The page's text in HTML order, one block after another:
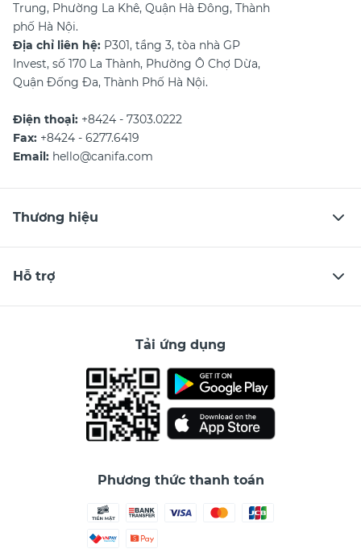
Trung, Phường La Khê, Quận Hà Đông, Thành
phố Hà Nội.
Địa chỉ liên hệ: P301, tầng 3, tòa nhà GP
Invest, số 170 La Thành, Phường Ô Chợ Dừa,
Quận Đống Đa, Thành Phố Hà Nội.
Điện thoại: +8424 - 7303.0222
Fax: +8424 - 6277.6419
Email: hello@canifa.com
Thương hiệu
Hỗ trợ
Tải ứng dụng
Phương thức thanh toán